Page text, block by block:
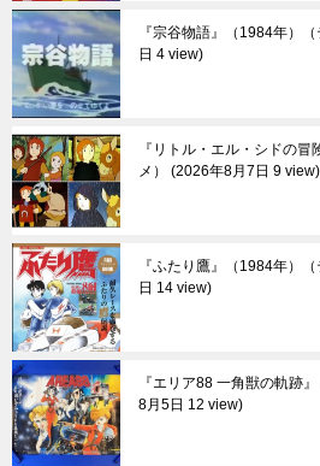
『宗谷物語』（1984年）（
日 4 view
『リトル・エル・シドの
メ）
2026年8月7日 9 view
『ふたり鷹』（1984年）（
日 14 view
『エリア88 一角獣の軌跡
8月5日 12 view